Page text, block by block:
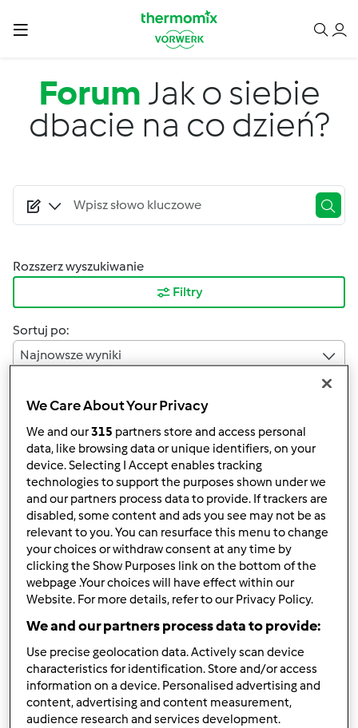
Forum Jak o siebie
dbacie na co dzień?
Rozszerz wyszukiwanie
Filtry
Sortuj po:
Najnowsze wyniki
3 | Ostatni wpis
Szybka odpowiedź
stickmanhook2 Dołączył : 15.05.2025
pon., 09/15/2025 - 06:58
Don’t just scroll, explore with
World Guesser right now
World Guesser lets you travel from your couch, no
passport needed
We Care About Your Privacy
We and our315 partners store and access personal
data, like browsing data or unique identifiers, on your
device. Selecting I Accept enables tracking
technologies to support the purposes shown under we
and our partners process data to provide. If trackers are
disabled, some content and ads you see may not be as
relevant to you. You can resurface this menu to change
your choices or withdraw consent at any time by
clicking the Show Purposes link on the bottom of the
webpage .Your choices will have effect within our
Website. For more details, refer to our Privacy Policy.
We and our partners process data to provide:
Use precise geolocation data. Actively scan device
characteristics for identification. Store and/or access
information on a device. Personalised advertising and
content, advertising and content measurement,
audience research and services development.